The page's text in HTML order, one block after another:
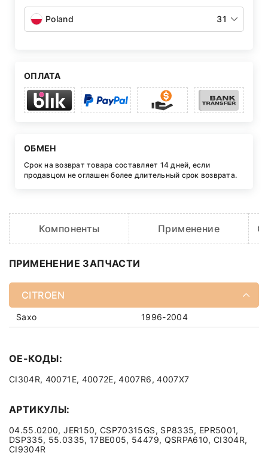
Poland 31
ОПЛАТА
ОБМЕН
Срок на возврат товара составляет 14 дней, если
продавцом не оглашен более длительный срок возврата.
Компоненты Применение
ПРИМЕНЕНИЕ ЗАПЧАСТИ
CITROEN
Saxo 1996-2004
OE-КОДЫ:
CI304R, 40071E, 40072E, 4007R6, 4007X7
АРТИКУЛЫ:
04.55.0200, JER150, CSP70315GS, SP8335, EPR5001,
DSP335, 55.0335, 17BE005, 54479, QSRPA610, CI304R,
CI9304R